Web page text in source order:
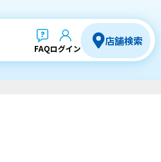
FAQログイン
店舗検索